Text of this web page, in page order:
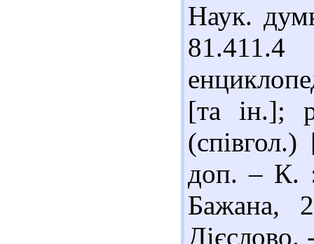
Наук.
[та ін.];
доп. – К.
Бажана,